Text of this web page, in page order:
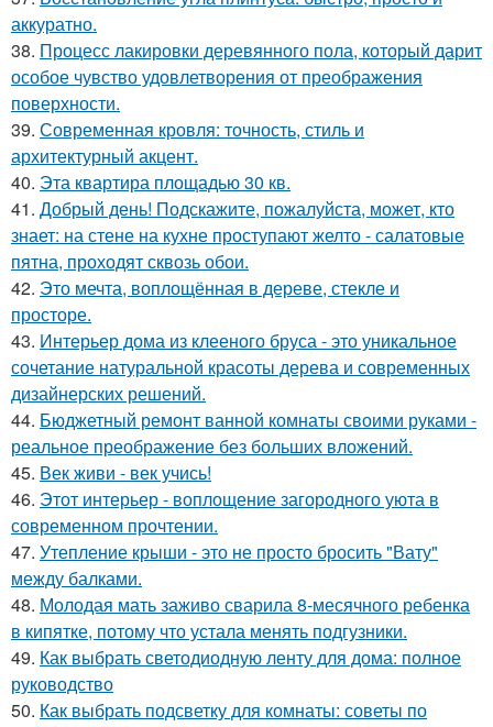
аккуратно.
38. Процесс лакировки деревянного пола, который дарит
особое чувство удовлетворения от преображения
поверхности.
39. Современная кровля: точность, стиль и
архитектурный акцент.
40. Эта квартира площадью 30 кв.
41. Добрый день! Подскажите, пожалуйста, может, кто
знает: на стене на кухне проступают желто - салатовые
пятна, проходят сквозь обои.
42. Это мечта, воплощённая в дереве, стекле и
просторе.
43. Интерьер дома из клееного бруса - это уникальное
сочетание натуральной красоты дерева и современных
дизайнерских решений.
44. Бюджетный ремонт ванной комнаты своими руками -
реальное преображение без больших вложений.
45. Век живи - век учись!
46. Этот интерьер - воплощение загородного уюта в
современном прочтении.
47. Утепление крыши - это не просто бросить "Вату"
между балками.
48. Молодая мать заживо сварила 8-месячного ребенка
в кипятке, потому что устала менять подгузники.
49. Как выбрать светодиодную ленту для дома: полное
руководство
50. Как выбрать подсветку для комнаты: советы по